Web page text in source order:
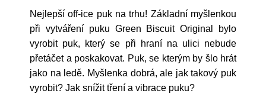
Nejlepší off-ice puk na trhu! Základní myšlenkou
při vytváření puku Green Biscuit Original bylo
vyrobit puk, který se při hraní na ulici nebude
přetáčet a poskakovat. Puk, se kterým by šlo hrát
jako na ledě. Myšlenka dobrá, ale jak takový puk
vyrobit? Jak snížit tření a vibrace puku?